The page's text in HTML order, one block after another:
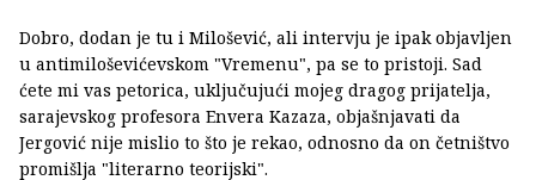
Dobro, dodan je tu i Milošević, ali intervju je ipak objavljen
u antimiloševićevskom "Vremenu", pa se to pristoji. Sad
ćete mi vas petorica, uključujući mojeg dragog prijatelja,
sarajevskog profesora Envera Kazaza, objašnjavati da
Jergović nije mislio to što je rekao, odnosno da on četništvo
promišlja "literarno teorijski".